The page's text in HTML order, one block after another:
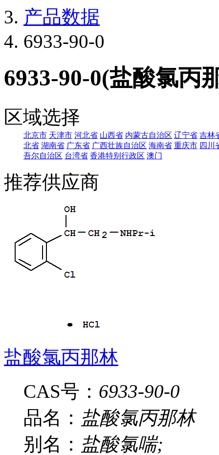
产品数据
6933-90-0
6933-90-0(盐酸氯丙
区域选择
北京市 天津市 河北省 山西省 内蒙古自治区 辽宁省 吉林
北省 湖南省 广东省 广西壮族自治区 海南省 重庆市 四川
吾尔自治区 台湾省 香港特别行政区 澳门
推荐供应商
盐酸氯丙那林
CAS号： 6933-90-0
品名： 盐酸氯丙那林
别名： 盐酸氯喘;